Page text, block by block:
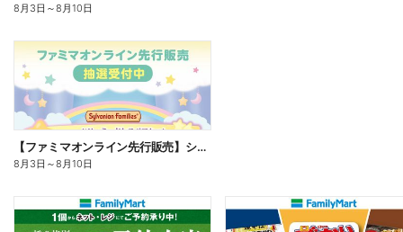
8月3日 ～8月10日
【ファミマオンライン先行販売】シルバニアファミリー
8月3日 ～8月10日